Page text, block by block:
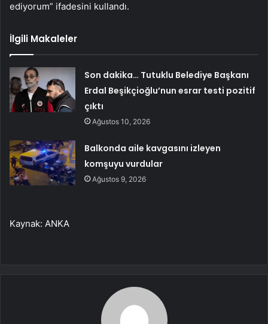
ediyorum” ifadesini kullandı.
İlgili Makaleler
Son dakika… Tutuklu Belediye Başkanı
Erdal Beşikçioğlu’nun esrar testi pozitif
çıktı
Ağustos 10, 2026
Balkonda aile kavgasını izleyen
komşuyu vurdular
Ağustos 9, 2026
Kaynak: ANKA